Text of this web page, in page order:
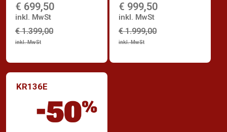
2.500 m² mit OAS
(Obstacle Avoidance
System)
€ 1.399,00
inkl. MwSt
€ 699,50
inkl. MwSt
4.400 m² mit OAS
(Obstacle Avoidance
System)
€ 1.999,00
inkl. MwSt
€ 999,50
inkl. MwSt
KR136E